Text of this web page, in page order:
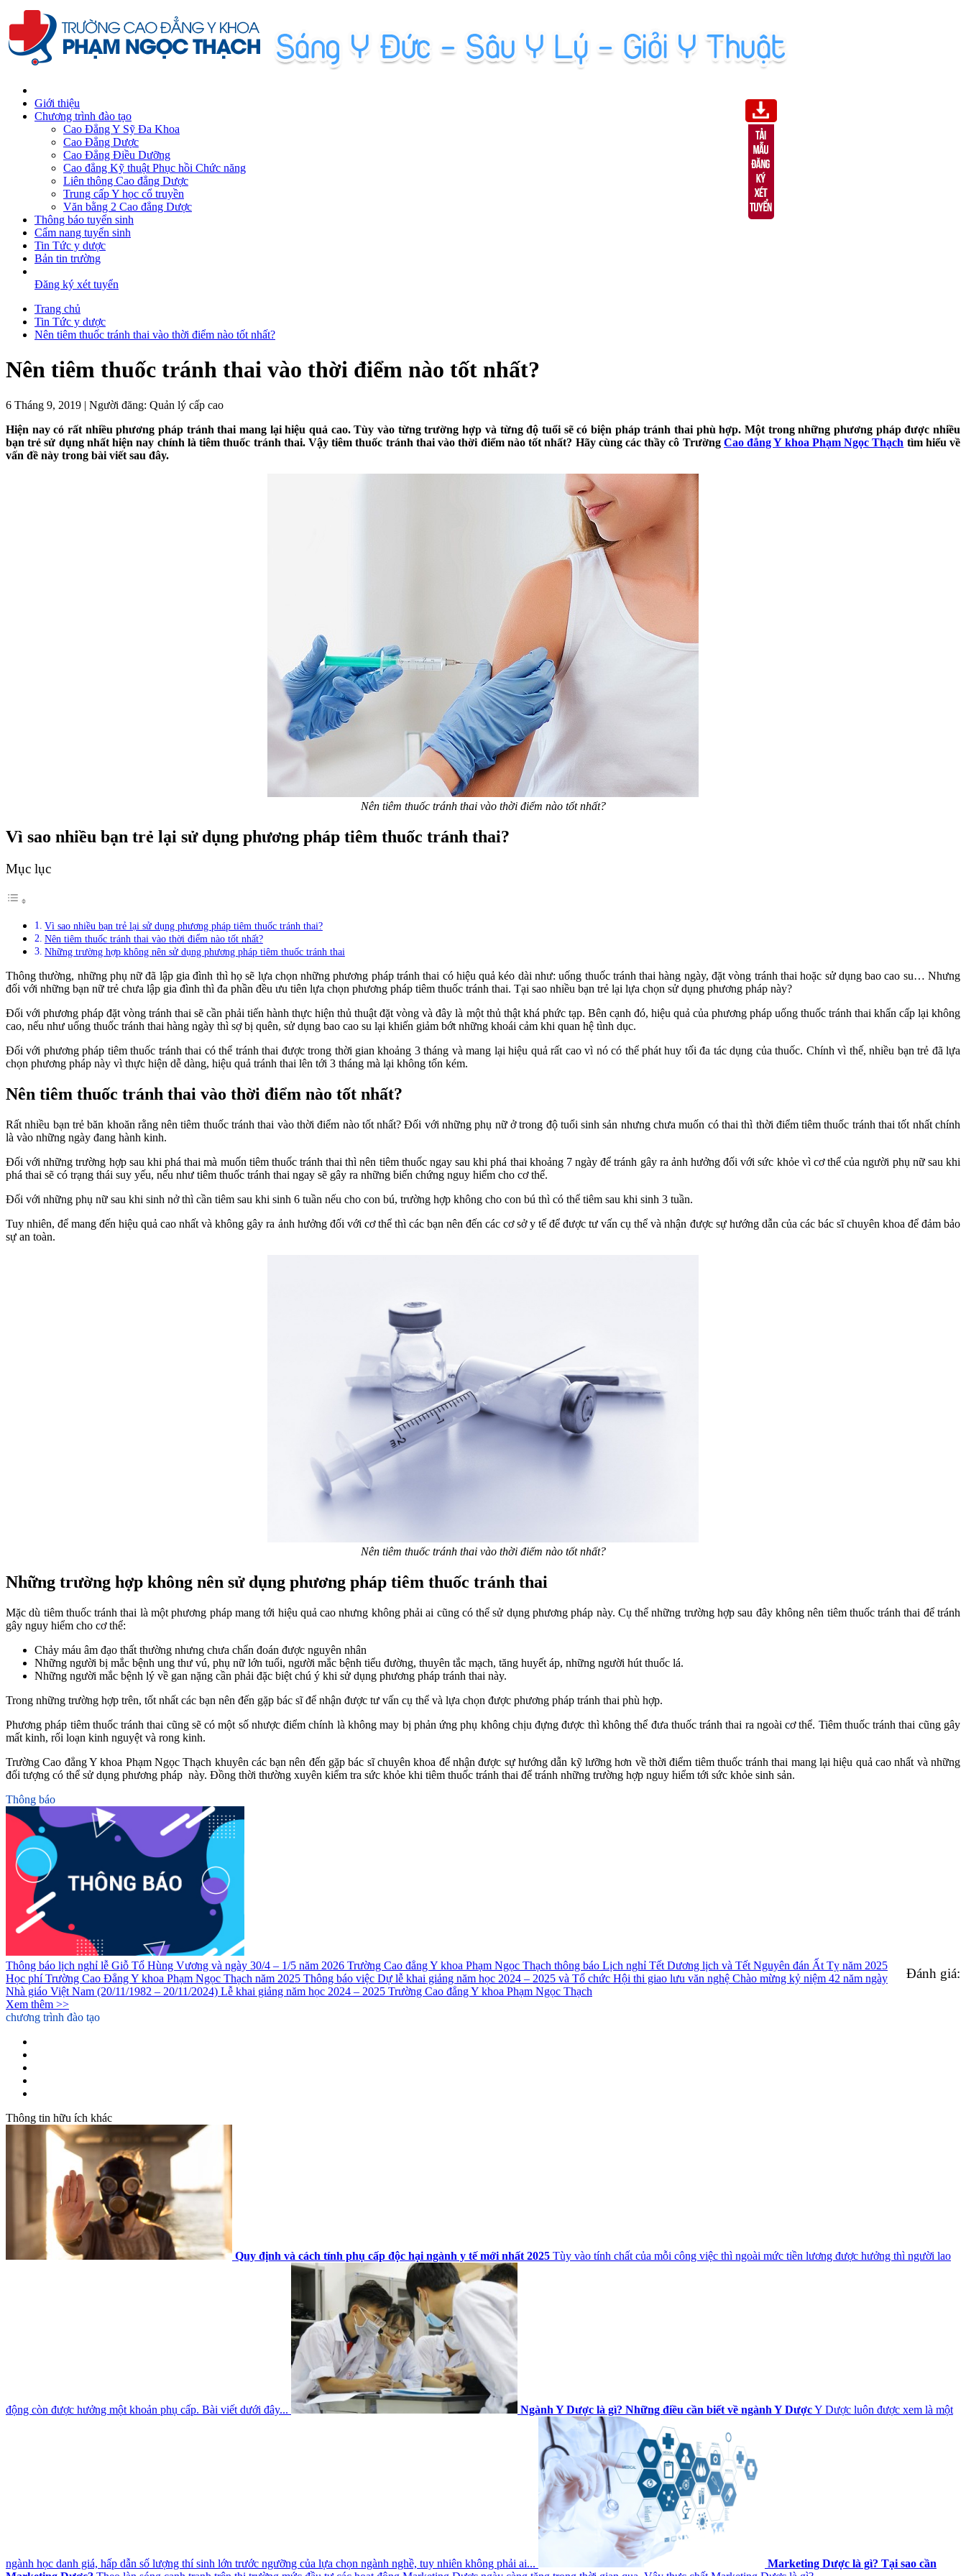
Giới thiệu
Chương trình đào tạo
Cao Đẳng Y Sỹ Đa Khoa
Cao Đẳng Dược
Cao Đẳng Điều Dưỡng
Cao đẳng Kỹ thuật Phục hồi Chức năng
Liên thông Cao đẳng Dược
Trung cấp Y học cổ truyền
Văn bằng 2 Cao đẳng Dược
Thông báo tuyển sinh
Cẩm nang tuyển sinh
Tin Tức y dược
Bản tin trường
Đăng ký xét tuyển
Trang chủ
Tin Tức y dược
Nên tiêm thuốc tránh thai vào thời điểm nào tốt nhất?
Nên tiêm thuốc tránh thai vào thời điểm nào tốt nhất?
6 Tháng 9, 2019 | Người đăng: Quản lý cấp cao
Hiện nay có rất nhiều phương pháp tránh thai mang lại hiệu quả cao. Tùy vào từng trường hợp và từng độ tuổi sẽ có biện pháp tránh thai phù hợp. Một trong những phương pháp được nhiều
bạn trẻ sử dụng nhất hiện nay chính là tiêm thuốc tránh thai. Vậy tiêm thuốc tránh thai vào thời điểm nào tốt nhất? Hãy cùng các thầy cô Trường Cao đẳng Y khoa Phạm Ngọc Thạch tìm hiểu về
vấn đề này trong bài viết sau đây.
Nên tiêm thuốc tránh thai vào thời điểm nào tốt nhất?
Vì sao nhiều bạn trẻ lại sử dụng phương pháp tiêm thuốc tránh thai?
Mục lục
Vì sao nhiều bạn trẻ lại sử dụng phương pháp tiêm thuốc tránh thai?
Nên tiêm thuốc tránh thai vào thời điểm nào tốt nhất?
Những trường hợp không nên sử dụng phương pháp tiêm thuốc tránh thai
Thông thường, những phụ nữ đã lập gia đình thì họ sẽ lựa chọn những phương pháp tránh thai có hiệu quả kéo dài như: uống thuốc tránh thai hàng ngày, đặt vòng tránh thai hoặc sử dụng bao cao su… Nhưng
đối với những bạn nữ trẻ chưa lập gia đình thì đa phần đều ưu tiên lựa chọn phương pháp tiêm thuốc tránh thai. Tại sao nhiều bạn trẻ lại lựa chọn sử dụng phương pháp này?
Đối với phương pháp đặt vòng tránh thai sẽ cần phải tiến hành thực hiện thủ thuật đặt vòng và đây là một thủ thật khá phức tạp. Bên cạnh đó, hiệu quả của phương pháp uống thuốc tránh thai khẩn cấp lại không
cao, nếu như uống thuốc tránh thai hàng ngày thì sợ bị quên, sử dụng bao cao su lại khiến giảm bớt những khoái cảm khi quan hệ tình dục.
Đối với phương pháp tiêm thuốc tránh thai có thể tránh thai được trong thời gian khoảng 3 tháng và mang lại hiệu quả rất cao vì nó có thể phát huy tối đa tác dụng của thuốc. Chính vì thế, nhiều bạn trẻ đã lựa
chọn phương pháp này vì thực hiện dễ dàng, hiệu quả tránh thai lên tới 3 tháng mà lại không tốn kém.
Nên tiêm thuốc tránh thai vào thời điểm nào tốt nhất?
Rất nhiều bạn trẻ băn khoăn rằng nên tiêm thuốc tránh thai vào thời điểm nào tốt nhất? Đối với những phụ nữ ở trong độ tuổi sinh sản nhưng chưa muốn có thai thì thời điểm tiêm thuốc tránh thai tốt nhất chính
là vào những ngày đang hành kinh.
Đối với những trường hợp sau khi phá thai mà muốn tiêm thuốc tránh thai thì nên tiêm thuốc ngay sau khi phá thai khoảng 7 ngày để tránh gây ra ảnh hưởng đối với sức khỏe vì cơ thể của người phụ nữ sau khi
phá thai sẽ có trạng thái suy yếu, nếu như tiêm thuốc tránh thai ngay sẽ gây ra những biến chứng nguy hiểm cho cơ thể.
Đối với những phụ nữ sau khi sinh nở thì cần tiêm sau khi sinh 6 tuần nếu cho con bú, trường hợp không cho con bú thì có thể tiêm sau khi sinh 3 tuần.
Tuy nhiên, để mang đến hiệu quả cao nhất và không gây ra ảnh hưởng đối với cơ thể thì các bạn nên đến các cơ sở y tế để được tư vấn cụ thể và nhận được sự hướng dẫn của các bác sĩ chuyên khoa để đảm bảo
sự an toàn.
Nên tiêm thuốc tránh thai vào thời điểm nào tốt nhất?
Những trường hợp không nên sử dụng phương pháp tiêm thuốc tránh thai
Mặc dù tiêm thuốc tránh thai là một phương pháp mang tới hiệu quả cao nhưng không phải ai cũng có thể sử dụng phương pháp này. Cụ thể những trường hợp sau đây không nên tiêm thuốc tránh thai để tránh
gây nguy hiểm cho cơ thể:
Chảy máu âm đạo thất thường nhưng chưa chẩn đoán được nguyên nhân
Những người bị mắc bệnh ung thư vú, phụ nữ lớn tuổi, người mắc bệnh tiểu đường, thuyên tắc mạch, tăng huyết áp, những người hút thuốc lá.
Những người mắc bệnh lý về gan nặng cần phải đặc biệt chú ý khi sử dụng phương pháp tránh thai này.
Trong những trường hợp trên, tốt nhất các bạn nên đến gặp bác sĩ để nhận được tư vấn cụ thể và lựa chọn được phương pháp tránh thai phù hợp.
Phương pháp tiêm thuốc tránh thai cũng sẽ có một số nhược điểm chính là không may bị phản ứng phụ không chịu đựng được thì không thể đưa thuốc tránh thai ra ngoài cơ thể. Tiêm thuốc tránh thai cũng gây
mất kinh, rối loạn kinh nguyệt và rong kinh.
Trường Cao đẳng Y khoa Phạm Ngọc Thạch khuyên các bạn nên đến gặp bác sĩ chuyên khoa để nhận được sự hướng dẫn kỹ lưỡng hơn về thời điểm tiêm thuốc tránh thai mang lại hiệu quả cao nhất và những
đối tượng có thể sử dụng phương pháp này. Đồng thời thường xuyên kiểm tra sức khỏe khi tiêm thuốc tránh thai để tránh những trường hợp nguy hiểm tới sức khỏe sinh sản.
Đánh giá:
Thông báo
Thông báo lịch nghỉ lễ Giỗ Tổ Hùng Vương và ngày 30/4 – 1/5 năm 2026 Trường Cao đẳng Y khoa Phạm Ngọc Thạch thông báo Lịch nghỉ Tết Dương lịch và Tết Nguyên đán Ất Tỵ năm 2025
Học phí Trường Cao Đẳng Y khoa Phạm Ngọc Thạch năm 2025 Thông báo việc Dự lễ khai giảng năm học 2024 – 2025 và Tổ chức Hội thi giao lưu văn nghệ Chào mừng kỷ niệm 42 năm ngày
Nhà giáo Việt Nam (20/11/1982 – 20/11/2024) Lễ khai giảng năm học 2024 – 2025 Trường Cao đẳng Y khoa Phạm Ngọc Thạch
Xem thêm >>
chương trình đào tạo
Thông tin hữu ích khác
Quy định và cách tính phụ cấp độc hại ngành y tế mới nhất 2025 Tùy vào tính chất của mỗi công việc thì ngoài mức tiền lương được hưởng thì người lao
động còn được hưởng một khoản phụ cấp. Bài viết dưới đây... Ngành Y Dược là gì? Những điều cần biết về ngành Y DượcY Dược luôn được xem là một
ngành học danh giá, hấp dẫn số lượng thí sinh lớn trước ngưỡng của lựa chọn ngành nghề, tuy nhiên không phải ai...
Marketing Dược là gì? Tại sao cần